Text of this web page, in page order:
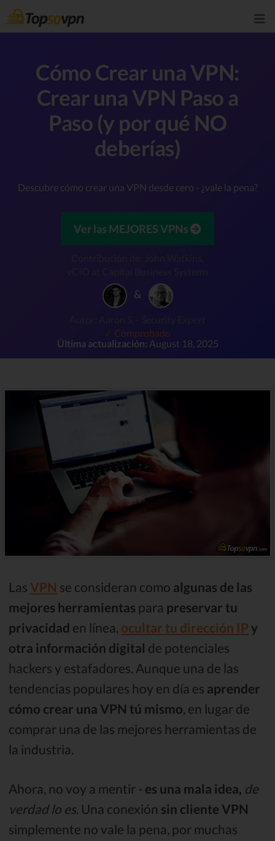
Cómo Crear una VPN:
Crear una VPN Paso a
Paso (y por qué NO
deberías)
Descubre cómo crear una VPN desde cero - ¿vale la pena?
Ver las MEJORES VPNs
&
✓ Comprobado
Última actualización: August 18, 2025
Las VPN se consideran como algunas de las
mejores herramientas para preservar tu
privacidad en línea, ocultar tu dirección IP y
otra información digital de potenciales
hackers y estafadores. Aunque una de las
tendencias populares hoy en día es aprender
cómo crear una VPN tú mismo , en lugar de
comprar una de las mejores herramientas de
la industria.
Ahora, no voy a mentir - es una mala idea, de
verdad lo es. Una conexión sin cliente VPN
simplemente no vale la pena, por muchas